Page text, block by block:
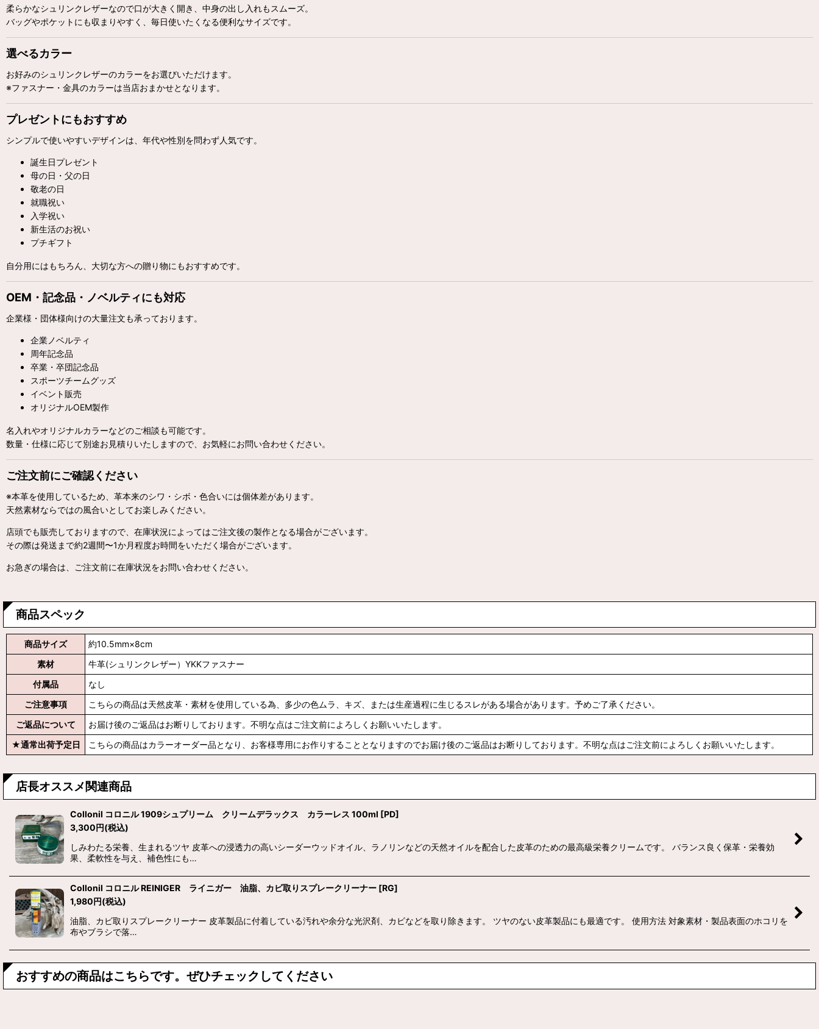
柔らかなシュリンクレザーなので口が大きく開き、中身の出し入れもスムーズ。
バッグやポケットにも収まりやすく、毎日使いたくなる便利なサイズです。
選べるカラー
お好みのシュリンクレザーのカラーをお選びいただけます。
※ファスナー・金具のカラーは当店おまかせとなります。
プレゼントにもおすすめ
シンプルで使いやすいデザインは、年代や性別を問わず人気です。
誕生日プレゼント
母の日・父の日
敬老の日
就職祝い
入学祝い
新生活のお祝い
プチギフト
自分用にはもちろん、大切な方への贈り物にもおすすめです。
OEM・記念品・ノベルティにも対応
企業様・団体様向けの大量注文も承っております。
企業ノベルティ
周年記念品
卒業・卒団記念品
スポーツチームグッズ
イベント販売
オリジナルOEM製作
名入れやオリジナルカラーなどのご相談も可能です。
数量・仕様に応じて別途お見積りいたしますので、お気軽にお問い合わせください。
ご注文前にご確認ください
※本革を使用しているため、革本来のシワ・シボ・色合いには個体差があります。
天然素材ならではの風合いとしてお楽しみください。
店頭でも販売しておりますので、在庫状況によってはご注文後の製作となる場合がございます。
その際は発送まで約2週間〜1か月程度お時間をいただく場合がございます。
お急ぎの場合は、ご注文前に在庫状況をお問い合わせください。
商品スペック
商品サイズ
約10.5mm×8cm
素材
牛革(シュリンクレザー）YKKファスナー
付属品
なし
ご注意事項
こちらの商品は天然皮革・素材を使用している為、多少の色ムラ、キズ、または生産過程に生じるスレがある場合があります。予めご了承ください。
ご返品について
お届け後のご返品はお断りしております。不明な点はご注文前によろしくお願いいたします。
★通常出荷予定日
こちらの商品はカラーオーダー品となり、お客様専用にお作りすることとなりますのでお届け後のご返品はお断りしております。不明な点はご注文前によろしくお願いいたします。
店長オススメ関連商品
Collonil コロニル 1909シュプリーム クリームデラックス カラーレス 100ml [PD]
3,300円(税込)
しみわたる栄養、生まれるツヤ 皮革への浸透力の高いシーダーウッドオイル、ラノリンなどの天然オイルを配合した皮革のための最高級栄養クリームです。 バランス良く保革・栄養効
果、柔軟性を与え、補色性にも…
Collonil コロニル REINIGER ライニガー 油脂、カビ取りスプレークリーナー [RG]
1,980円(税込)
油脂、カビ取りスプレークリーナー 皮革製品に付着している汚れや余分な光沢剤、カビなどを取り除きます。 ツヤのない皮革製品にも最適です。 使用方法 対象素材・製品表面のホコリを
布やブラシで落…
おすすめの商品はこちらです。ぜひチェックしてください